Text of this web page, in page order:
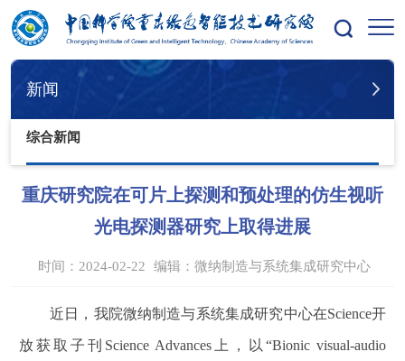
您的位置：首页 新闻 综合新闻
新闻
综合新闻
重庆研究院在可片上探测和预处理的仿生视听
光电探测器研究上取得进展
时间：2024-02-22 编辑： 微纳制造与系统集成研究中心
近日，我院微纳制造与系统集成研究中心在Science开
放获取子刊 Science Advances 上，以“Bionic visual-audio